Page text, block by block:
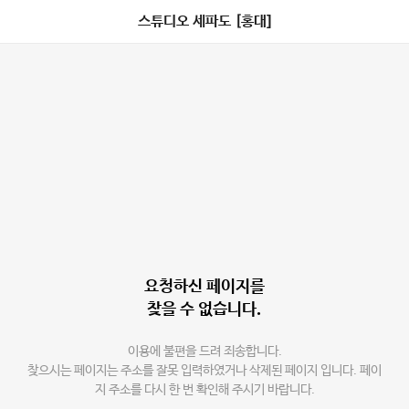
스튜디오 세파도 [홍대]
요청하신 페이지를
찾을 수 없습니다.
이용에 불편을 드려 죄송합니다.
찾으시는 페이지는 주소를 잘못 입력하였거나 삭제된 페이지 입니다. 페이
지 주소를 다시 한 번 확인해 주시기 바랍니다.